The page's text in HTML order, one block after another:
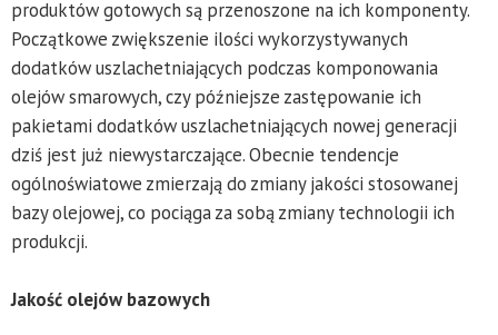
produktów gotowych są przenoszone na ich komponenty.
Początkowe zwiększenie ilości wykorzystywanych
dodatków uszlachetniających podczas komponowania
olejów smarowych, czy późniejsze zastępowanie ich
pakietami dodatków uszlachetniających nowej generacji
dziś jest już niewystarczające. Obecnie tendencje
ogólnoświatowe zmierzają do zmiany jakości stosowanej
bazy olejowej, co pociąga za sobą zmiany technologii ich
produkcji.
Jakość olejów bazowych